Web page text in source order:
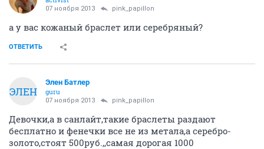
07 ноября 2013 pink_papillon
а у вас кожаный браслет или серебряный?
ОТВЕТИТЬ
ЭЛЕН
Элен Батлер
guru
07 ноября 2013 pink_papillon
Девочки,а в санлайт,такие браслеты раздают
бесплатно и фенечки все не из метала,а серебро-
золото,стоят 500руб.,,самая дорогая 1000